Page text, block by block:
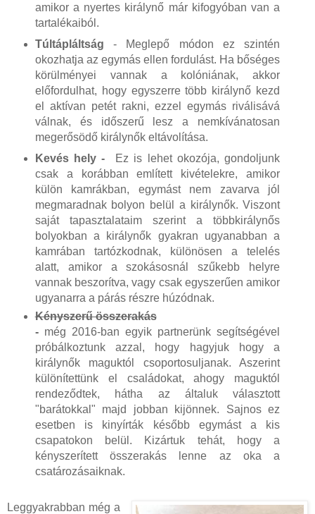
amikor a nyertes királynő már kifogyóban van a
tartalékaiból.
Túltápláltság - Meglepő módon ez szintén
okozhatja az egymás ellen fordulást. Ha bőséges
körülményei vannak a kolóniának, akkor
előfordulhat, hogy egyszerre több királynő kezd
el aktívan petét rakni, ezzel egymás riválisává
válnak, és időszerű lesz a nemkívánatosan
megerősödő királynők eltávolítása.
Kevés hely -
Ez is lehet okozója, gondoljunk
csak a korábban említett kivételekre, amikor
külön kamrákban, egymást nem zavarva jól
megmaradnak bolyon belül a királynők. Viszont
saját tapasztalataim szerint a többkirálynős
bolyokban a királynők gyakran ugyanabban a
kamrában tartózkodnak, különösen a telelés
alatt, amikor a szokásosnál szűkebb helyre
vannak beszorítva, vagy csak egyszerűen amikor
ugyanarra a párás részre húzódnak.
Kényszerű összerakás
- még 2016-ban egyik partnerünk segítségével
próbálkoztunk azzal, hogy hagyjuk hogy a
királynők maguktól csoportosuljanak. Aszerint
különítettünk el családokat, ahogy maguktól
rendeződtek, hátha az általuk választott
"barátokkal" majd jobban kijönnek. Sajnos ez
esetben is kinyírták később egymást a kis
csapatokon belül. Kizártuk tehát, hogy a
kényszerített összerakás lenne az oka a
csatározásaiknak.
Leggyakrabban még a